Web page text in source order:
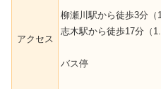
アクセス
柳瀬川駅から徒歩3分（
志木駅から徒歩17分（
バス停